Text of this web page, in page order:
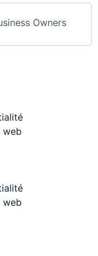
Owners
web
web